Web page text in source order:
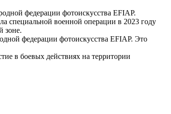
федерации фотоискусства EFIAP.
специальной военной операции в 2023 году
зоне.
федерации фотоискусства EFIAP. Это
в боевых действиях на территории